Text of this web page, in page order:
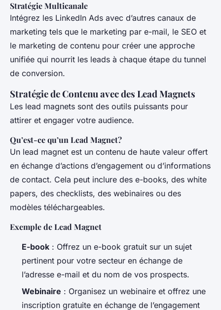
Stratégie Multicanale
Intégrez les LinkedIn Ads avec d’autres canaux de
marketing tels que le marketing par e-mail, le SEO et
le marketing de contenu pour créer une approche
unifiée qui nourrit les leads à chaque étape du tunnel
de conversion.
Stratégie de Contenu avec des Lead Magnets
Les lead magnets sont des outils puissants pour
attirer et engager votre audience.
Qu’est-ce qu’un Lead Magnet?
Un lead magnet est un contenu de haute valeur offert
en échange d’actions d’engagement ou d’informations
de contact. Cela peut inclure des e-books, des white
papers, des checklists, des webinaires ou des
modèles téléchargeables.
Exemple de Lead Magnet
E-book : Offrez un e-book gratuit sur un sujet
pertinent pour votre secteur en échange de
l’adresse e-mail et du nom de vos prospects.
Webinaire : Organisez un webinaire et offrez une
inscription gratuite en échange de l’engagement